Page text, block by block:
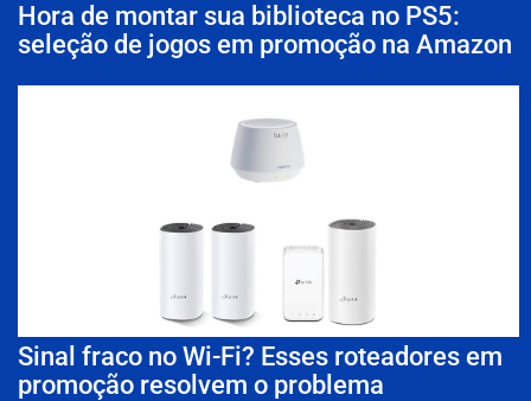
Hora de montar sua biblioteca no PS5:
seleção de jogos em promoção na Amazon
Sinal fraco no Wi-Fi? Esses roteadores em
promoção resolvem o problema